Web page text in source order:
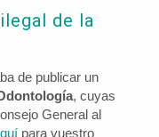
de la
de publicar un
, cuyas
General al
para vuestro